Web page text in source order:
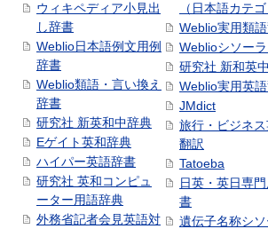
ウィキペディア小見出
し辞書
Weblio日本語例文用例
辞書
Weblio類語・言い換え
辞書
研究社 新英和中辞典
Eゲイト英和辞典
ハイパー英語辞書
研究社 英和コンピュ
ーター用語辞典
外務省記者会見英語対
（日本語カテ
Weblio実用類
Weblioシソー
研究社 新和英
Weblio実用英
JMdict
旅行・ビジネ
翻訳
Tatoeba
日英・英日専
書
遺伝子名称シ